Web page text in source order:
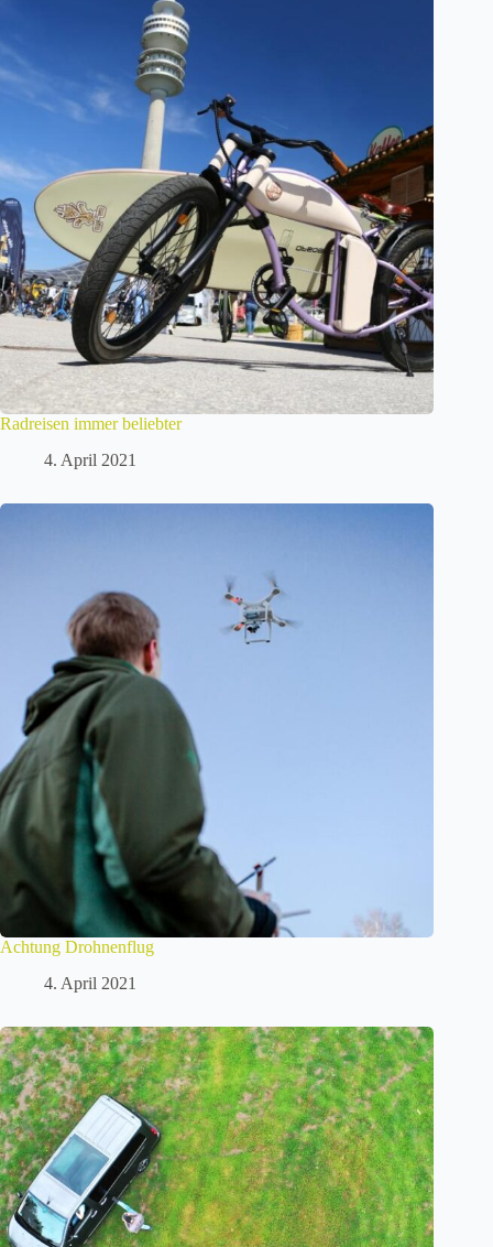
Radreisen immer beliebter
4. April 2021
Achtung Drohnenflug
4. April 2021